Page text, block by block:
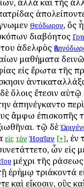
Θεόδωρον, ὃς
διαβόητος
ἀδελφὸς
μαθήματα
εἰς ἔρωτα τῆς
ὅλοις ἔτεσιν αὐτῷ
ἀπηνέγκαντο
ἄμφω ἐπισκοπῆς
τῷ δὲ
εἰς τὸν Ἠσαΐαν [+], ἐν
ὧν εἰς
μέχρι τῆς
τριάκοντά
καὶ εἴκοσιν, οὓς